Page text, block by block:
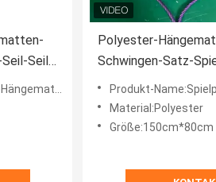
Seil-
Polyester-
Schwingen-Satz-
Abnutzung beständig
Produkt-
Material:Polyester
Größe:150cm*80cm